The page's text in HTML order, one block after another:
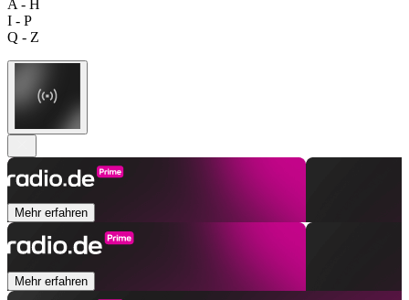
A - H
I - P
Q - Z
Mehr erfahren
Mehr erfahren